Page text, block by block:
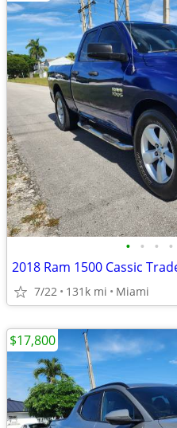
• • • •
2018 Ram 1500 Cassic
7/22 131k mi Miami
$17,800